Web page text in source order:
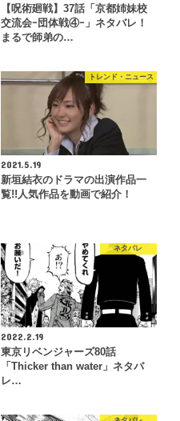
【呪術廻戦】37話「京都姉妹校
交流会ｰ団体戦④ｰ」ネタバレ！
まるで師弟の…
トレンド・ニュース
2021.5.19
新垣結衣のドラマの出演作品一
覧!!人気作品を動画で紹介！
ネタバレ
2022.2.19
東京リベンジャーズ80話
「Thicker than water」ネタバ
レ…